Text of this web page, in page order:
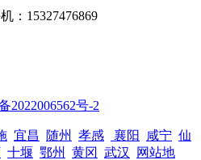
：15327476869
2022006562号-2
宜昌 随州 孝感 襄阳 咸宁 仙
十堰 鄂州 黄冈 武汉
网站地